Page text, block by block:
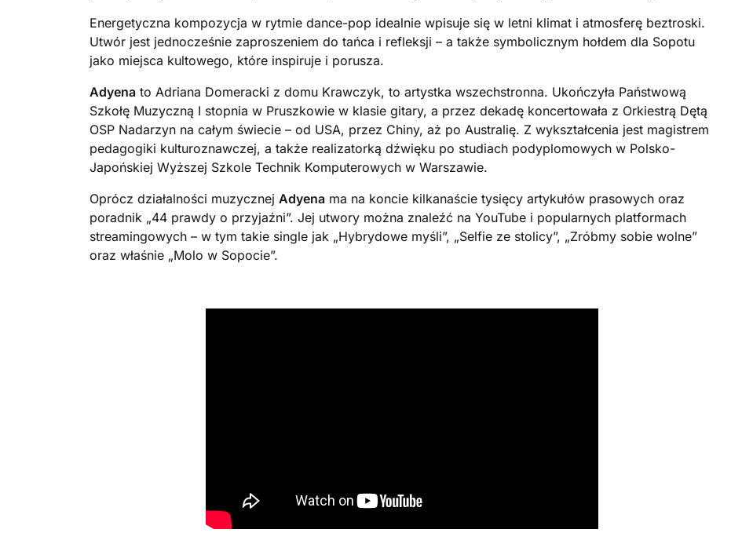
Energetyczna kompozycja w rytmie dance-pop idealnie wpisuje się w letni klimat i atmosferę beztroski.
Utwór jest jednocześnie zaproszeniem do tańca i refleksji – a także symbolicznym hołdem dla Sopotu
jako miejsca kultowego, które inspiruje i porusza.
Adyena to Adriana Domeracki z domu Krawczyk, to artystka wszechstronna. Ukończyła Państwową
Szkołę Muzyczną I stopnia w Pruszkowie w klasie gitary, a przez dekadę koncertowała z Orkiestrą Dętą
OSP Nadarzyn na całym świecie – od USA, przez Chiny, aż po Australię. Z wykształcenia jest magistrem
pedagogiki kulturoznawczej, a także realizatorką dźwięku po studiach podyplomowych w Polsko-
Japońskiej Wyższej Szkole Technik Komputerowych w Warszawie.
Oprócz działalności muzycznej Adyena ma na koncie kilkanaście tysięcy artykułów prasowych oraz
poradnik „44 prawdy o przyjaźni”. Jej utwory można znaleźć na YouTube i popularnych platformach
streamingowych – w tym takie single jak „Hybrydowe myśli”, „Selfie ze stolicy”, „Zróbmy sobie wolne”
oraz właśnie „Molo w Sopocie”.